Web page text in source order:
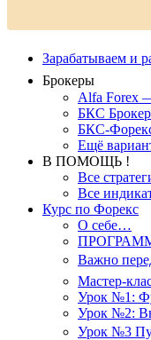
Зарабатываем и
Брокеры
Alfa Forex
БКС
БКС-
Ещё
В ПОМОЩЬ !
Все
Все
Курс по Форекс
О себе…
Важно
Мастер-
Урок №1:
Урок №2:
Урок №3